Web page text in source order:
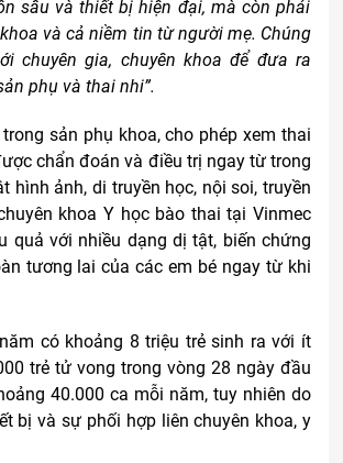
sâu và thiết bị hiện đại, mà còn phải
và cả niềm tin từ người mẹ. Chúng
chuyên gia, chuyên khoa để đưa ra
phụ và thai nhi”.
sản phụ khoa, cho phép xem thai
chẩn đoán và điều trị ngay từ trong
hình ảnh, di truyền học, nội soi, truyền
khoa Y học bào thai tại Vinmec
quả với nhiều dạng dị tật, biến chứng
tương lai của các em bé ngay từ khi
có khoảng 8 triệu trẻ sinh ra với ít
trẻ tử vong trong vòng 28 ngày đầu
40.000 ca mỗi năm, tuy nhiên do
bị và sự phối hợp liên chuyên khoa, y